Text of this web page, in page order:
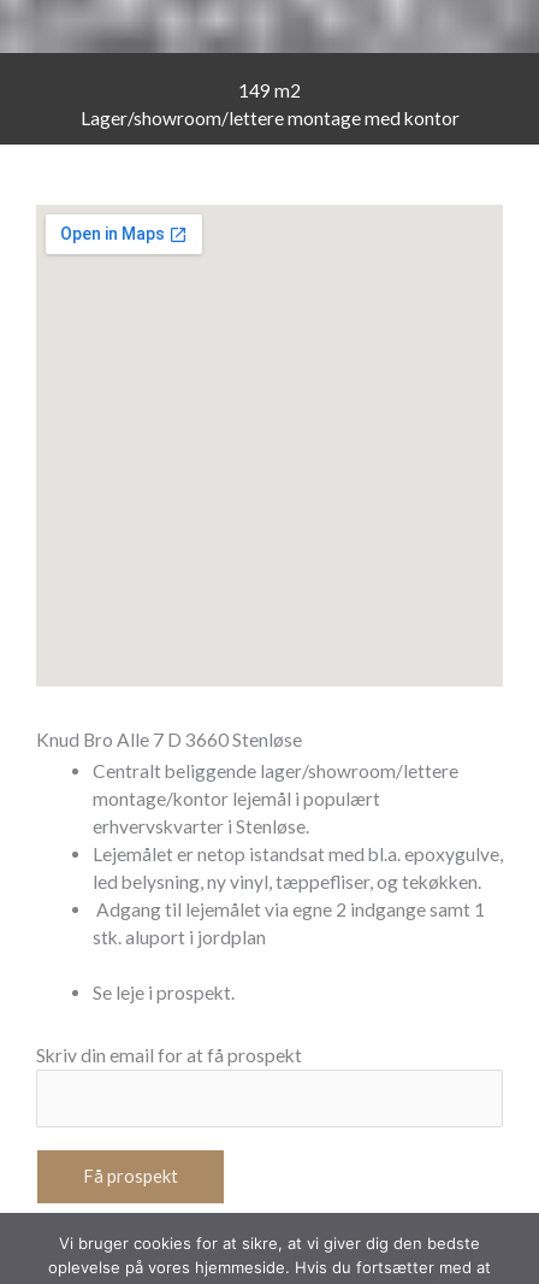
149 m2
Lager/showroom/lettere montage med kontor
Knud Bro Alle 7 D 3660 Stenløse
Centralt beliggende lager/showroom/lettere
montage/kontor lejemål i populært
erhvervskvarter i Stenløse.
Lejemålet er netop istandsat med bl.a. epoxygulve,
led belysning, ny vinyl, tæppefliser, og tekøkken.
Adgang til lejemålet via egne 2 indgange samt 1
stk. aluport i jordplan
Se leje i prospekt.
Skriv din email for at få prospekt
Vi bruger cookies for at sikre, at vi giver dig den bedste
oplevelse på vores hjemmeside. Hvis du fortsætter med at